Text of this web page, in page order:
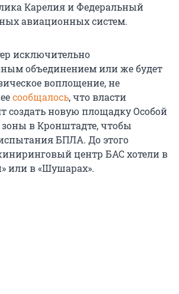
Карелия и Федеральный
авиационных систем.
исключительно
объединением или же будет
воплощение, не
сообщалось, что власти
создать новую площадку Особой
в Кронштадте, чтобы
БПЛА. До этого
центр БАС хотели в
или в «Шушарах».